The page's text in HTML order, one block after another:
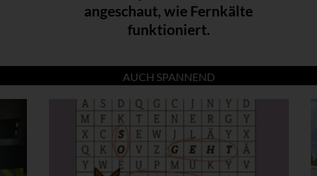
angeschaut, wie Fernkälte
funktioniert.
AUCH SPANNEND